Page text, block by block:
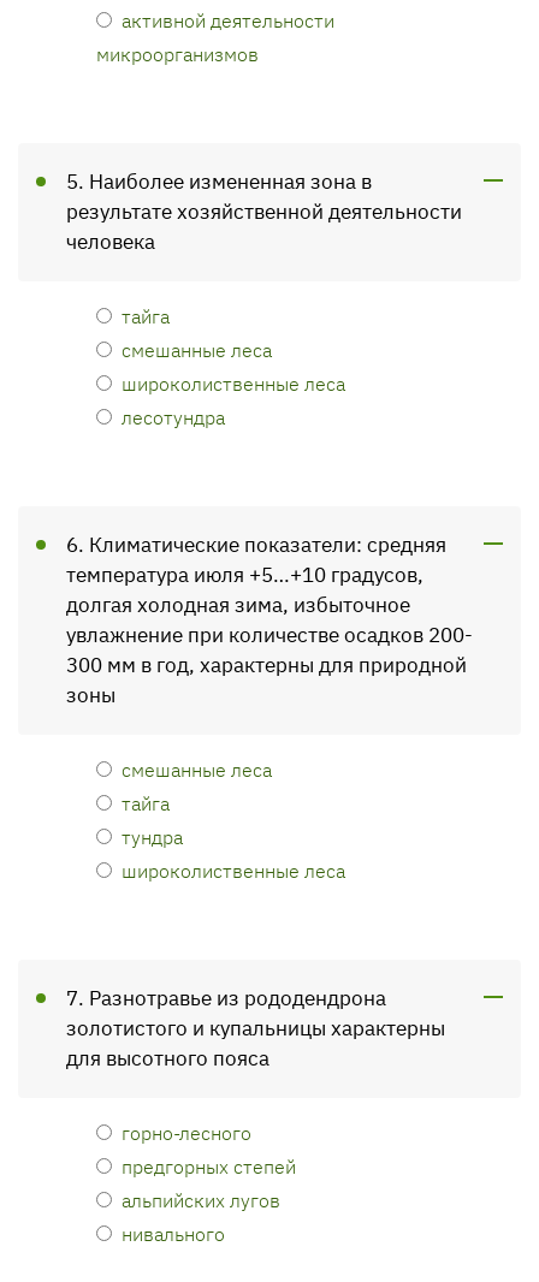
активной деятельности
микроорганизмов
5. Наиболее измененная зона в
результате хозяйственной деятельности
человека
тайга
смешанные леса
широколиственные леса
лесотундра
6. Климатические показатели: средняя
температура июля +5…+10 градусов,
долгая холодная зима, избыточное
увлажнение при количестве осадков 200-
300 мм в год, характерны для природной
зоны
смешанные леса
тайга
тундра
широколиственные леса
7. Разнотравье из рододендрона
золотистого и купальницы характерны
для высотного пояса
горно-лесного
предгорных степей
альпийских лугов
нивального